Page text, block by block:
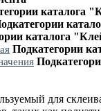
каталога
каталога
Подкатегории
для